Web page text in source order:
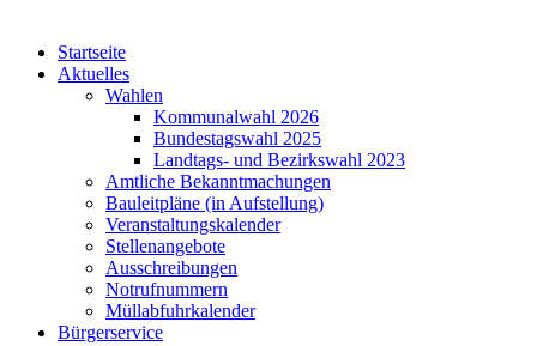
Startseite
Aktuelles
Wahlen
Kommunalwahl 2026
Bundestagswahl 2025
Landtags- und Bezirkswahl 2023
Amtliche Bekanntmachungen
Bauleitpläne (in Aufstellung)
Veranstaltungskalender
Stellenangebote
Ausschreibungen
Notrufnummern
Müllabfuhrkalender
Bürgerservice